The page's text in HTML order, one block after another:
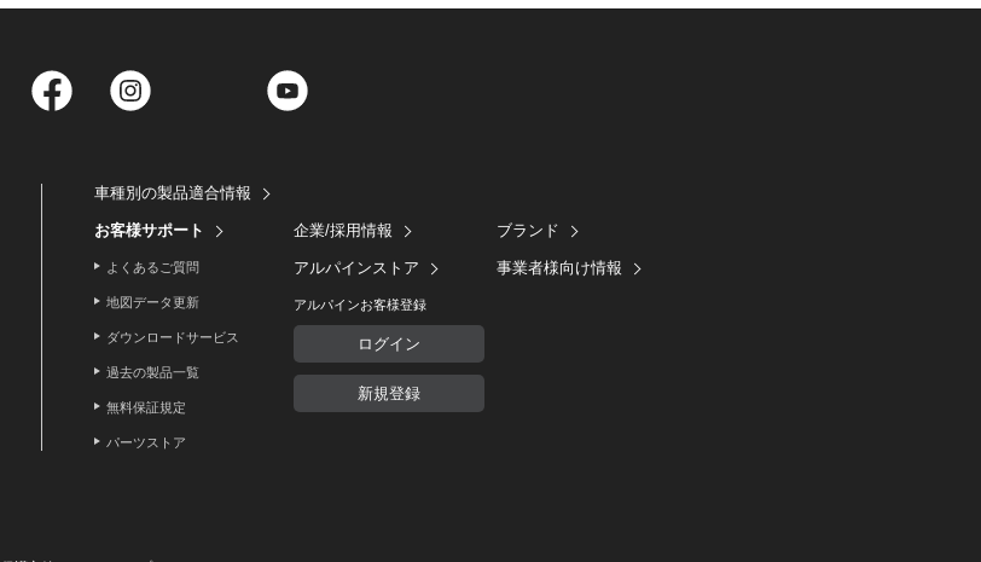
Facebook Twitter
車種別の製品適合情報
お客様サポート
よくあるご質問
地図データ更新
ダウンロードサービス
過去の製品一覧
無料保証規定
パーツストア
企業/採用情報
アルパインストア
アルパインお客様登録
ログイン
新規登録
ブランド
事業者様向け情報